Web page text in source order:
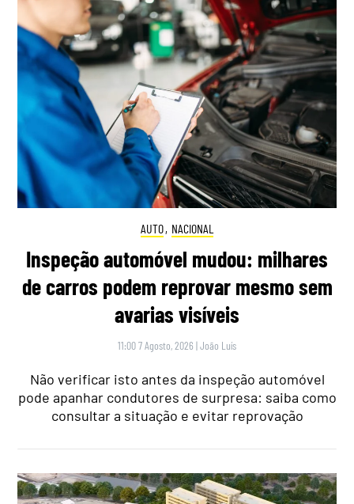
AUTO, NACIONAL
Inspeção automóvel mudou: milhares
de carros podem reprovar mesmo sem
avarias visíveis
11:00 7 Agosto, 2026 |João Luís
Não verificar isto antes da inspeção automóvel
pode apanhar condutores de surpresa: saiba como
consultar a situação e evitar reprovação